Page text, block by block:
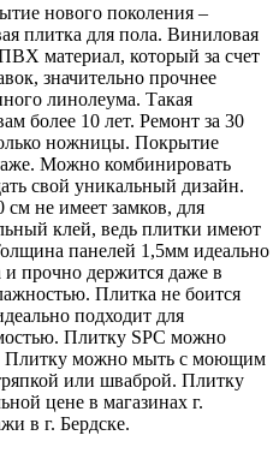
нового поколения –
плитка для пола. Виниловая
материал, который за счет
значительно прочнее
линолеума. Такая
более 10 лет. Ремонт за 30
ножницы. Покрытие
Можно комбинировать
свой уникальный дизайн.
не имеет замков, для
клей, ведь плитки имеют
панелей 1,5мм идеально
и прочно держится даже в
Плитка не боится
подходит для
Плитку SPC можно
Плитку можно мыть с моющим
или шваброй. Плитку
цене в магазинах г.
в г. Бердске.